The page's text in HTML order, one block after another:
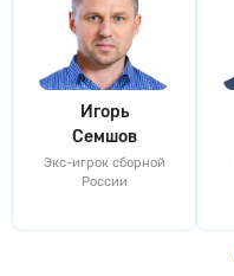
Игорь
Семшов
Экс-игрок сборной
России